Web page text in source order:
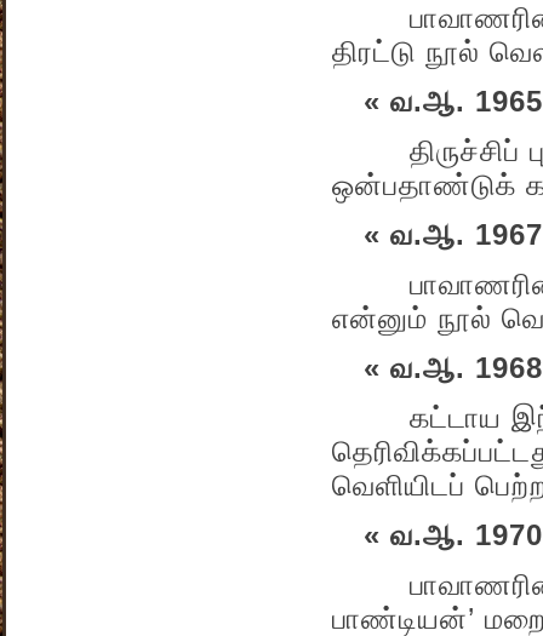
பாவாணரின்
திரட்டு நூல்
« வ.ஆ. 1965
திருச்சிப்
ஒன்பதாண்டுக்
« வ.ஆ. 1967
பாவாணரின்
என்னும் நூல்
« வ.ஆ. 1968
கட்டாய
வெளியிடப்
« வ.ஆ. 1970
பாவாணரின்
பாண்டியன்’